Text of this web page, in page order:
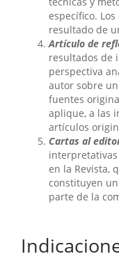
específico.
resultado de
Artículo de
resultados de
perspectiva
autor sobre
fuentes
aplique, a las
artículos
Cartas al
en la Revista,
constituyen
parte de la